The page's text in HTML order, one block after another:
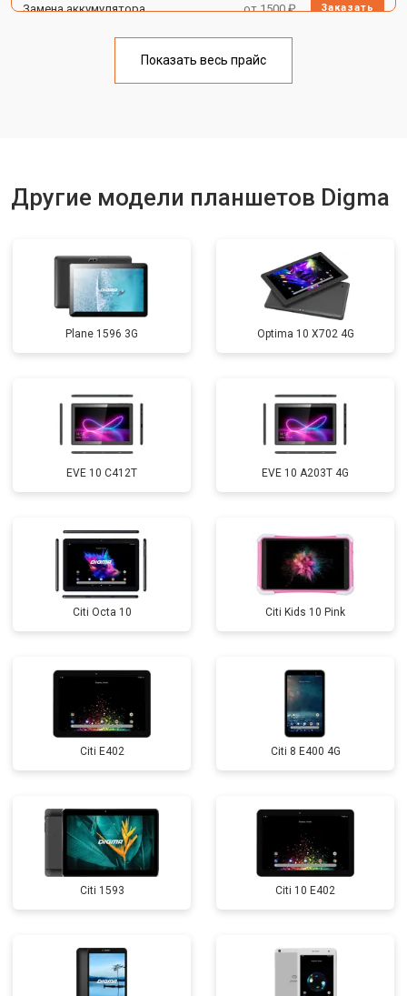
Замена аккумулятора от 1500 ₽ Заказать
от 1750 ₽
Показать весь прайс
Другие модели планшетов Digma
Plane 1596 3G Optima 10 X702 4G
EVE 10 C412T EVE 10 A203T 4G
Citi Octa 10 Citi Kids 10 Pink
Citi E402 Citi 8 E400 4G
Citi 1593 Citi 10 E402